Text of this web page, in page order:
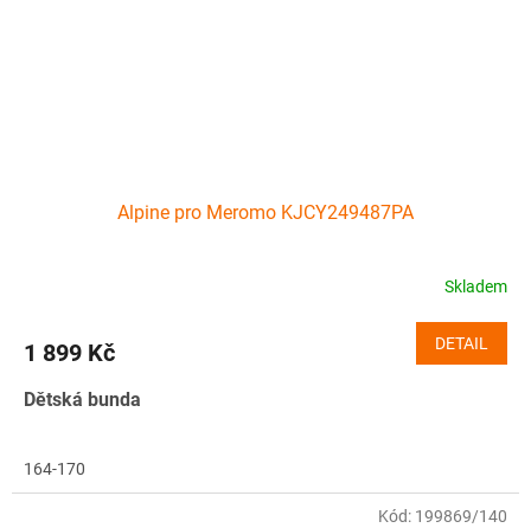
Alpine pro Meromo KJCY249487PA
Skladem
1 899 Kč DETAIL
Dětská bunda
164-170
Kód: 199869/140